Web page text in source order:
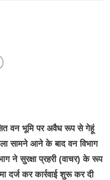
वन भूमि पर अवैध रूप से गेहूं
सामने आने के बाद वन विभाग
ने सुरक्षा प्रहरी (वाचर) के रूप
दर्ज कर कार्रवाई शुरू कर दी